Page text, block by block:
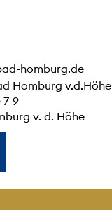
homburg.de
Homburg v.d.Höhe
9
v. d. Höhe